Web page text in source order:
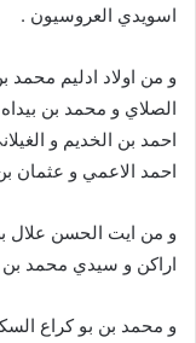
اسويدي العروسيون .
و من اولاد ادليم محمد
الصلاي و محمد بن
احمد بن الخديم و
احمد الاعمي و عثمان
و من ايت الحسن علال
اراكن و سيدي محمد بن
و محمد بن بو كراع